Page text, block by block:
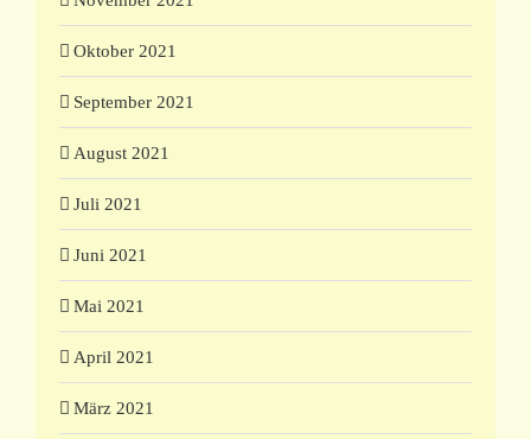
Oktober 2021
September 2021
August 2021
Juli 2021
Juni 2021
Mai 2021
April 2021
März 2021